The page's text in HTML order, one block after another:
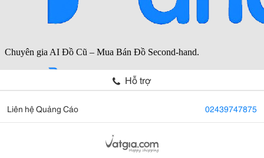
Hỗ trợ
Liên hệ Quảng Cáo 02439747875